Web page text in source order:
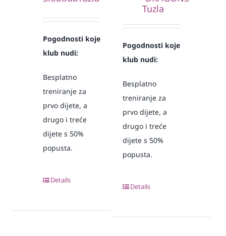
Pogodnosti koje
klub nudi:
Besplatno
treniranje za
prvo dijete, a
drugo i treće
dijete s 50%
popusta.
Details
Tuzla
Pogodnosti koje
klub nudi:
Besplatno
treniranje za
prvo dijete, a
drugo i treće
dijete s 50%
popusta.
Details